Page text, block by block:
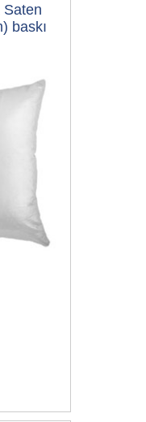
Saten
baskı